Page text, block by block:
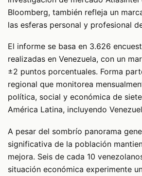
Bloomberg, también refleja un
las esferas personal y profesional
El informe se basa en 3.626
realizadas en Venezuela, con un
±2 puntos porcentuales. Forma
regional que monitorea
política, social y económica de
América Latina, incluyendo
A pesar del sombrío panorama
significativa de la población
mejora. Seis de cada 10
situación económica experimente